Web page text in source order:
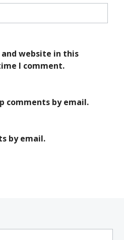
website in this
I comment.
comments by email.
by email.